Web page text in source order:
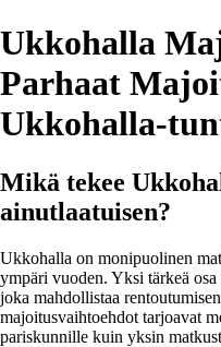
Ukkohalla
Parhaat
Ukkohalla-
Mikä tekee
ainutlaatuisen?
Ukkohalla on monipuolinen
ympäri vuoden. Yksi tärkeä
joka mahdollistaa
majoitusvaihtoehdot tarjoavat
pariskunnille kuin yksin